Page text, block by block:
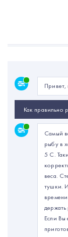
Привет,
Как правильно
Самый
рыбу в
5 С.
веса.
тушки.
Если Вы